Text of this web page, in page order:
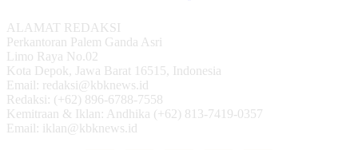
ALAMAT REDAKSI
Perkantoran Palem Ganda Asri
Limo Raya No.02
Kota Depok, Jawa Barat 16515, Indonesia
Email: redaksi@kbknews.id
Redaksi: (+62) 896-6788-7558
Kemitraan & Iklan: Andhika (+62) 813-7419-0357
Email: iklan@kbknews.id